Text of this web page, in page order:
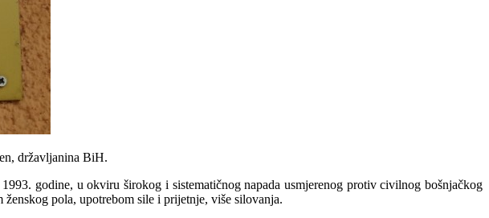
državljanina BiH.
godine, u okviru širokog i sistematičnog napada usmjerenog protiv civilnog bošnjačkog
pola, upotrebom sile i prijetnje, više silovanja.